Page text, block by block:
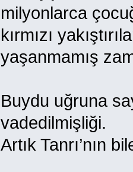
milyonlarca
kırmızı
yaşanmamış
Buydu uğruna
vadedilmişliği.
Artık Tanrı’nın